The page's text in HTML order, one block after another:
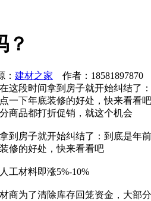
？
建材之家 作者：18581897870
这段时间拿到房子就开始纠结
一下年底装修的好处，快来看看
商品都打折促销，就这个机会
到房子就开始纠结了：到底是
修的好处，快来看看吧
工材料即涨5%-10%
商为了清除库存回笼资金，大